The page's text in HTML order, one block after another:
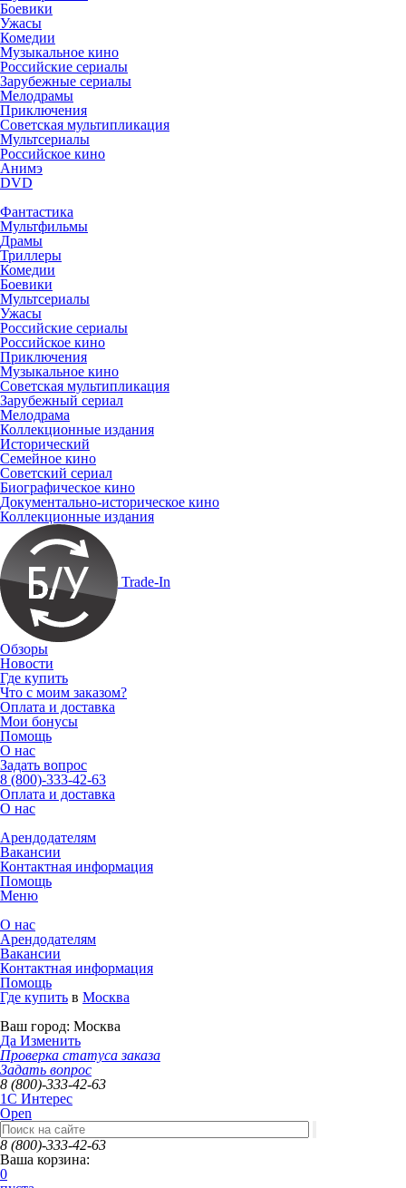
Боевики
Ужасы
Комедии
Музыкальное кино
Российские сериалы
Зарубежные сериалы
Мелодрамы
Приключения
Советская мультипликация
Мультсериалы
Российское кино
Анимэ
DVD
Фантастика
Мультфильмы
Драмы
Триллеры
Комедии
Боевики
Мультсериалы
Ужасы
Российские сериалы
Российское кино
Приключения
Музыкальное кино
Советская мультипликация
Зарубежный сериал
Мелодрама
Коллекционные издания
Исторический
Семейное кино
Советский сериал
Биографическое кино
Документально-историческое кино
Коллекционные издания
Trade-In
Обзоры
Новости
Где купить
Что с моим заказом?
Оплата и доставка
Мои бонусы
Помощь
О нас
Задать вопрос
8 (800)-333-42-63
Оплата и доставка
О нас
Арендодателям
Вакансии
Контактная информация
Помощь
Меню
О нас
Арендодателям
Вакансии
Контактная информация
Помощь
Где купить в Москва
Ваш город: Москва
Да Изменить
Проверка статуса заказа
Задать вопрос
8 (800)-333-42-63
1C Интерес
Open
8 (800)-333-42-63
Ваша корзина:
0